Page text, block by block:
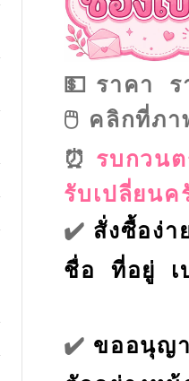
💵 ราคา ร
🖱️ คลิกที่ภา
⏰ รบกวน
รับเปลี่ยนค
✔️ สั่งซื้อ
ชื่อ ที่อยู่ เ
✔️ ขออนุญ